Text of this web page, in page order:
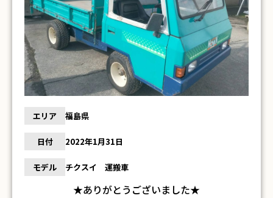
エリア 福島県
日付 2022年1月31日
モデル チクスイ 運搬車
★ありがとうございました★